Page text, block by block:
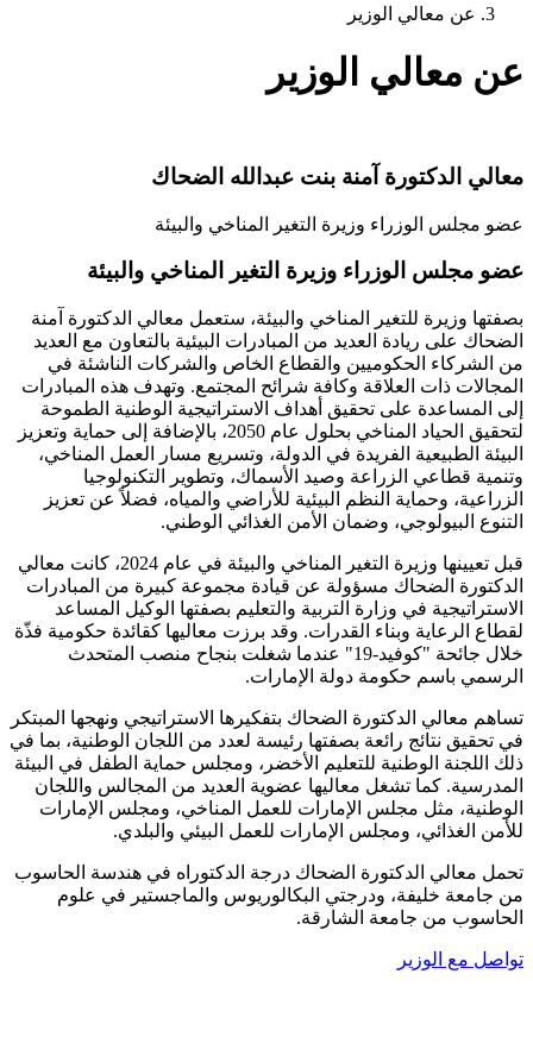
عن معالي الوزير
عن معالي الوزير
معالي الدكتورة آمنة بنت عبدالله الضحاك
عضو مجلس الوزراء وزيرة التغير المناخي والبيئة
عضو مجلس الوزراء وزيرة التغير المناخي والبيئة
بصفتها وزيرة للتغير المناخي والبيئة، ستعمل معالي الدكتورة آمنة
الضحاك على ريادة العديد من المبادرات البيئية بالتعاون مع العديد
من الشركاء الحكوميين والقطاع الخاص والشركات الناشئة في
المجالات ذات العلاقة وكافة شرائح المجتمع. وتهدف هذه المبادرات
إلى المساعدة على تحقيق أهداف الاستراتيجية الوطنية الطموحة
لتحقيق الحياد المناخي بحلول عام 2050، بالإضافة إلى حماية وتعزيز
البيئة الطبيعية الفريدة في الدولة، وتسريع مسار العمل المناخي،
وتنمية قطاعي الزراعة وصيد الأسماك، وتطوير التكنولوجيا
الزراعية، وحماية النظم البيئية للأراضي والمياه، فضلاً عن تعزيز
التنوع البيولوجي، وضمان الأمن الغذائي الوطني.
قبل تعيينها وزيرة التغير المناخي والبيئة في عام 2024، كانت معالي
الدكتورة الضحاك مسؤولة عن قيادة مجموعة كبيرة من المبادرات
الاستراتيجية في وزارة التربية والتعليم بصفتها الوكيل المساعد
لقطاع الرعاية وبناء القدرات. وقد برزت معاليها كقائدة حكومية فذّة
خلال جائحة "كوفيد-19" عندما شغلت بنجاح منصب المتحدث
الرسمي باسم حكومة دولة الإمارات.
تساهم معالي الدكتورة الضحاك بتفكيرها الاستراتيجي ونهجها المبتكر
في تحقيق نتائج رائعة بصفتها رئيسة لعدد من اللجان الوطنية، بما في
ذلك اللجنة الوطنية للتعليم الأخضر، ومجلس حماية الطفل في البيئة
المدرسية. كما تشغل معاليها عضوية العديد من المجالس واللجان
الوطنية، مثل مجلس الإمارات للعمل المناخي، ومجلس الإمارات
للأمن الغذائي، ومجلس الإمارات للعمل البيئي والبلدي.
تحمل معالي الدكتورة الضحاك درجة الدكتوراه في هندسة الحاسوب
من جامعة خليفة، ودرجتي البكالوريوس والماجستير في علوم
الحاسوب من جامعة الشارقة.
تواصل مع الوزير